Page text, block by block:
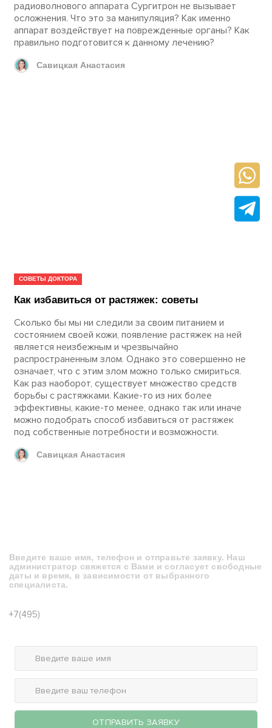
радиоволнового аппарата Сургитрон не вызывает
осложнения. Что это за манипуляция? Как именно
аппарат воздействует на поврежденные органы? Как
правильно подготовится к данному лечению?
Савицкая Анастасия
СОВЕТЫ ДОКТОРА
Как избавиться от растяжек: советы
Сколько бы мы ни следили за своим питанием и
состоянием своей кожи, появление растяжек на ней
является неизбежным и чрезвычайно
распространенным злом. Однако это совершенно не
означает, что с этим злом можно только смириться.
Как раз наоборот, существует множество средств
борьбы с растяжками. Какие-то из них более
эффективны, какие-то менее, однако так или иначе
можно подобрать способ избавиться от растяжек
под собственные потребности и возможности.
Савицкая Анастасия
Введите ваше имя, телефон и отправьте заявку. Наш
администратор свяжется с Вами и согласует свободные
даты и время, в зависимости от выбранного
специалиста.
+7(495)
ОТПРАВИТЬ ЗАЯВКУ